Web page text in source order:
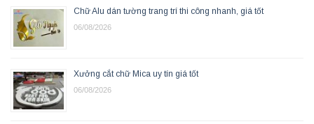
Chữ Alu dán tường trang trí thi công nhanh, giá tốt
06/08/2026
Xưởng cắt chữ Mica uy tín giá tốt
06/08/2026